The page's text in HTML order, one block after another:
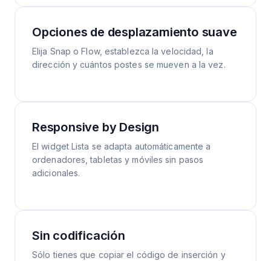
Opciones de desplazamiento suave
Elija Snap o Flow, establezca la velocidad, la
dirección y cuántos postes se mueven a la vez.
Responsive by Design
El widget Lista se adapta automáticamente a
ordenadores, tabletas y móviles sin pasos
adicionales.
Sin codificación
Sólo tienes que copiar el código de inserción y